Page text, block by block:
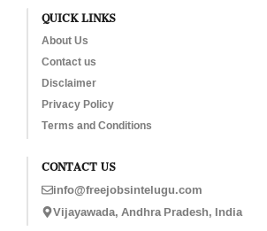
QUICK LINKS
About Us
Contact us
Disclaimer
Privacy Policy
Terms and Conditions
CONTACT US
info@freejobsintelugu.com
Vijayawada, Andhra Pradesh, India